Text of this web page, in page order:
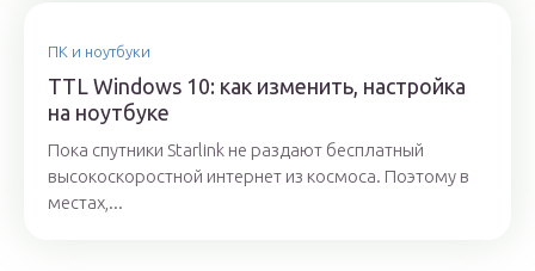
ПК и ноутбуки
TTL Windows 10: как изменить, настройка
на ноутбуке
Пока спутники Starlink не раздают бесплатный
высокоскоростной интернет из космоса. Поэтому в
местах,...